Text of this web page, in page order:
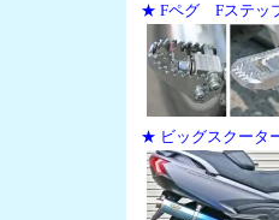
★ Fペグ Fステッ
★ ビッグスクータ